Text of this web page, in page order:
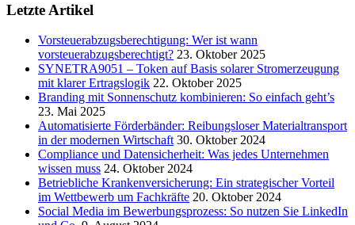
Letzte Artikel
Vorsteuerabzugsberechtigung: Wer ist wann
vorsteuerabzugsberechtigt? 23. Oktober 2025
SYNETRA9051 – Token auf Basis solarer Stromerzeugung
mit klarer Ertragslogik 22. Oktober 2025
Branding mit Sonnenschutz kombinieren: So einfach geht’s
23. Mai 2025
Automatisierte Förderbänder: Reibungsloser Materialtransport
in der modernen Wirtschaft 30. Oktober 2024
Compliance und Datensicherheit: Was jedes Unternehmen
wissen muss 24. Oktober 2024
Betriebliche Krankenversicherung: Ein strategischer Vorteil
im Wettbewerb um Fachkräfte 20. Oktober 2024
Social Media im Bewerbungsprozess: So nutzen Sie LinkedIn